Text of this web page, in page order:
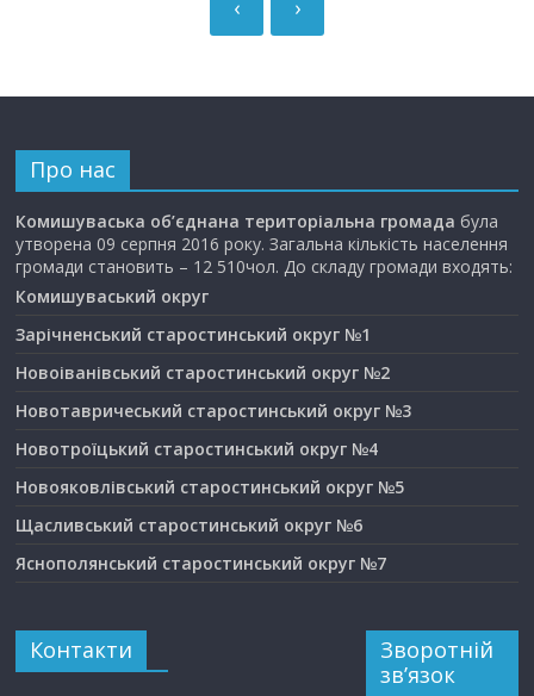
›
‹
Про нас
Комишуваська об’єднана територіальна громада була
утворена 09 серпня 2016 року. Загальна кількість населення
громади становить – 12 510чол. До складу громади входять:
Комишуваський округ
Зарічненський старостинський округ №1
Новоіванівський старостинський округ №2
Новотавричеський старостинський округ №3
Новотроїцький старостинський округ №4
Новояковлівський старостинський округ №5
Щасливський старостинський округ №6
Яснополянський старостинський округ №7
Контакти
Зворотній
зв’язок